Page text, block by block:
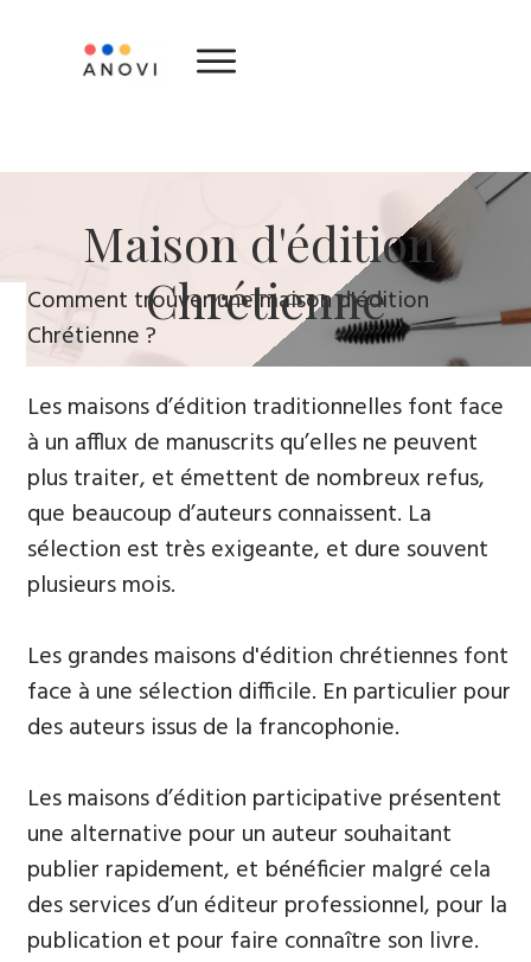
​Maison d'édition ​
Chrétienne
​Comment trouver une maison d'édition
Chrétienne ?
Les maisons d’édition traditionnelles font face
à un afflux de manuscrits qu’elles ne peuvent
plus traiter, et émettent de nombreux refus,
que beaucoup d’auteurs connaissent. La
sélection est très exigeante, et dure souvent
plusieurs mois.
​Les grandes maisons d'édition chrétiennes font
face à une sélection difficile. En particulier pour
des auteurs issus de la francophonie.
Les maisons d’édition participative présentent
une alternative pour un auteur souhaitant
publier rapidement, et bénéficier malgré cela
des services d’un éditeur professionnel, pour la
publication et pour faire connaître son livre.